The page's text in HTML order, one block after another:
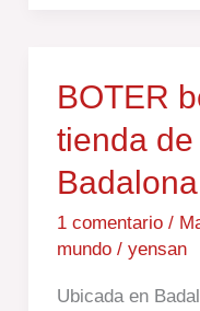
BOTER
tienda
Badalona
1 comentario /
mundo/ yensan
Ubicada en
BOTER
arts:
tienda
Badalona